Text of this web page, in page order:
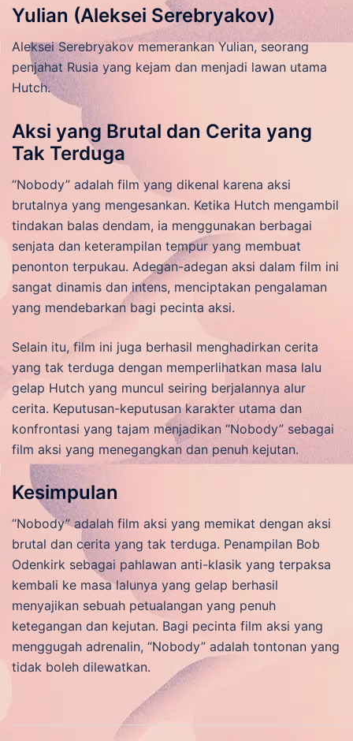
Yulian (Aleksei Serebryakov)
Aleksei Serebryakov memerankan Yulian, seorang
penjahat Rusia yang kejam dan menjadi lawan utama
Hutch.
Aksi yang Brutal dan Cerita yang
Tak Terduga
“Nobody” adalah film yang dikenal karena aksi
brutalnya yang mengesankan. Ketika Hutch mengambil
tindakan balas dendam, ia menggunakan berbagai
senjata dan keterampilan tempur yang membuat
penonton terpukau. Adegan-adegan aksi dalam film ini
sangat dinamis dan intens, menciptakan pengalaman
yang mendebarkan bagi pecinta aksi.
Selain itu, film ini juga berhasil menghadirkan cerita
yang tak terduga dengan memperlihatkan masa lalu
gelap Hutch yang muncul seiring berjalannya alur
cerita. Keputusan-keputusan karakter utama dan
konfrontasi yang tajam menjadikan “Nobody” sebagai
film aksi yang menegangkan dan penuh kejutan.
Kesimpulan
“Nobody” adalah film aksi yang memikat dengan aksi
brutal dan cerita yang tak terduga. Penampilan Bob
Odenkirk sebagai pahlawan anti-klasik yang terpaksa
kembali ke masa lalunya yang gelap berhasil
menyajikan sebuah petualangan yang penuh
ketegangan dan kejutan. Bagi pecinta film aksi yang
menggugah adrenalin, “Nobody” adalah tontonan yang
tidak boleh dilewatkan.